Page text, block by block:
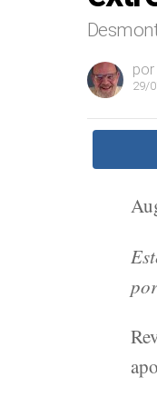
por
29/